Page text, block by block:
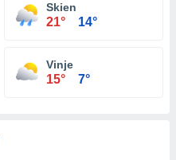
Skien
21° 14°
Vinje
15° 7°